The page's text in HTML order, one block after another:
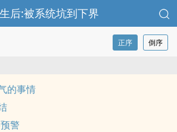
后:被系统坑到下界
正序 倒序
的事情
警